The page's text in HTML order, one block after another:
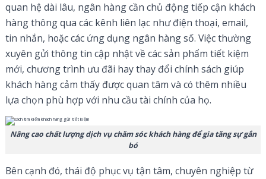
quan hệ dài lâu, ngân hàng cần chủ động tiếp cận khách
hàng thông qua các kênh liên lạc như điện thoại, email,
tin nhắn, hoặc các ứng dụng ngân hàng số. Việc thường
xuyên gửi thông tin cập nhật về các sản phẩm tiết kiệm
mới, chương trình ưu đãi hay thay đổi chính sách giúp
khách hàng cảm thấy được quan tâm và có thêm nhiều
lựa chọn phù hợp với nhu cầu tài chính của họ.
Nâng cao chất lượng dịch vụ chăm sóc khách hàng để gia tăng sự gắn
bó
Bên cạnh đó, thái độ phục vụ tận tâm, chuyên nghiệp từ